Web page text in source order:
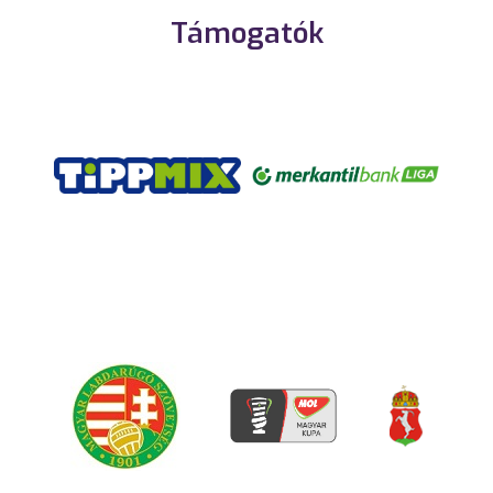
Támogatók